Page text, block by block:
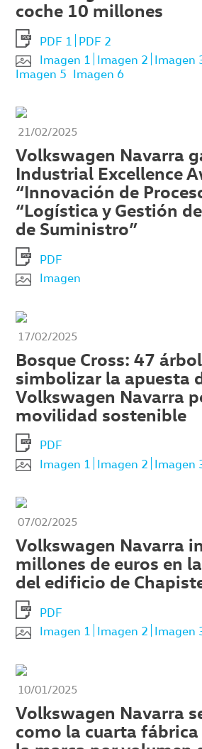
coche 10 millones
PDF 1
PDF 2
Imagen 1
Imagen 2 Imagen
Imagen 5 Imagen 6
21/02/2025
Volkswagen Navarra
Industrial Excellence
“Innovación de
“Logística y Gestión
de Suministro”
PDF
Imagen
17/02/2025
Bosque Cross: 47
simbolizar la apuesta
Volkswagen Navarra
movilidad sostenible
PDF
Imagen 1
Imagen 2 Imagen
07/02/2025
Volkswagen Navarra
millones de euros en
del edificio de
PDF
Imagen 1
Imagen 2 Imagen
10/01/2025
Volkswagen Navarra
como la cuarta